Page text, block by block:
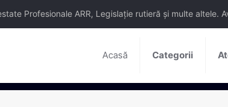
Profesionale ARR, Legislație rutieră și multe altele.
Acasă Categorii